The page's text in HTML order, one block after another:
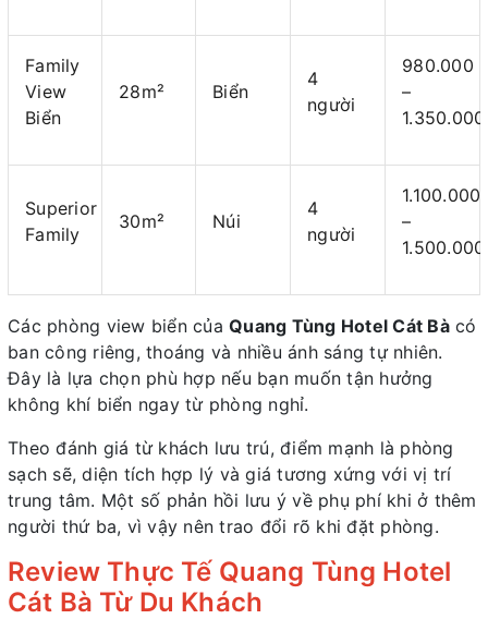
Family
View
Biển
28m² Biển
4
người
980.000
–
1.350.000
Superior
Family
30m² Núi
4
người
1.100.000
–
1.500.000
Các phòng view biển của Quang Tùng Hotel Cát Bàcó
ban công riêng, thoáng và nhiều ánh sáng tự nhiên.
Đây là lựa chọn phù hợp nếu bạn muốn tận hưởng
không khí biển ngay từ phòng nghỉ.
Theo đánh giá từ khách lưu trú, điểm mạnh là phòng
sạch sẽ, diện tích hợp lý và giá tương xứng với vị trí
trung tâm. Một số phản hồi lưu ý về phụ phí khi ở thêm
người thứ ba, vì vậy nên trao đổi rõ khi đặt phòng.
Review Thực Tế Quang Tùng Hotel
Cát Bà Từ Du Khách